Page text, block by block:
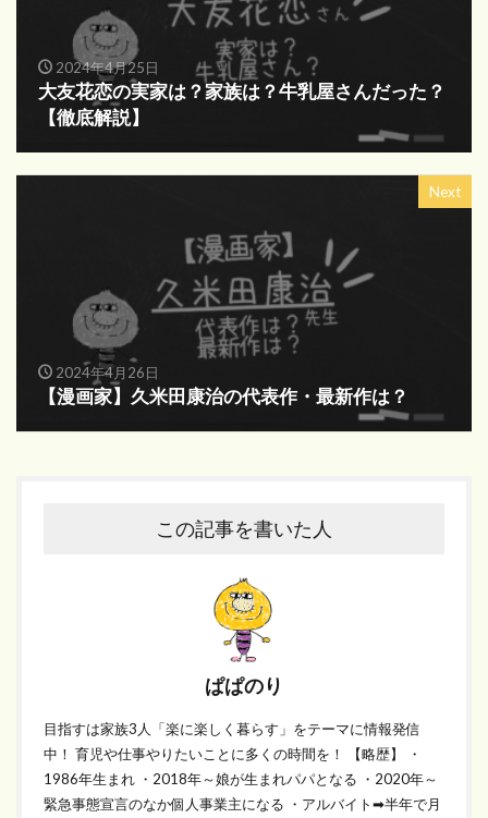
2024年4月25日
大友花恋の実家は？家族は？牛乳屋さんだった？
【徹底解説】
Next
2024年4月26日
【漫画家】久米田康治の代表作・最新作は？
この記事を書いた人
ぱぱのり
目指すは家族3人「楽に楽しく暮らす」をテーマに情報発信
中！ 育児や仕事やりたいことに多くの時間を！ 【略歴】 ・
1986年生まれ ・2018年～娘が生まれパパとなる ・2020年～
緊急事態宣言のなか個人事業主になる ・アルバイト➡半年で月